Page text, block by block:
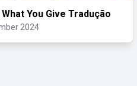
You Give Tradução
2024